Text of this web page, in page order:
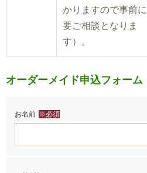
かりますので事前に
要ご相談となりま
す）。
オーダーメイド申込フォーム
お名前 ※必須